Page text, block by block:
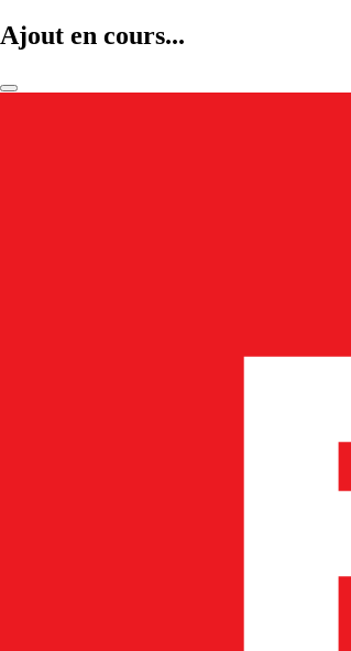
Ajout en cours...